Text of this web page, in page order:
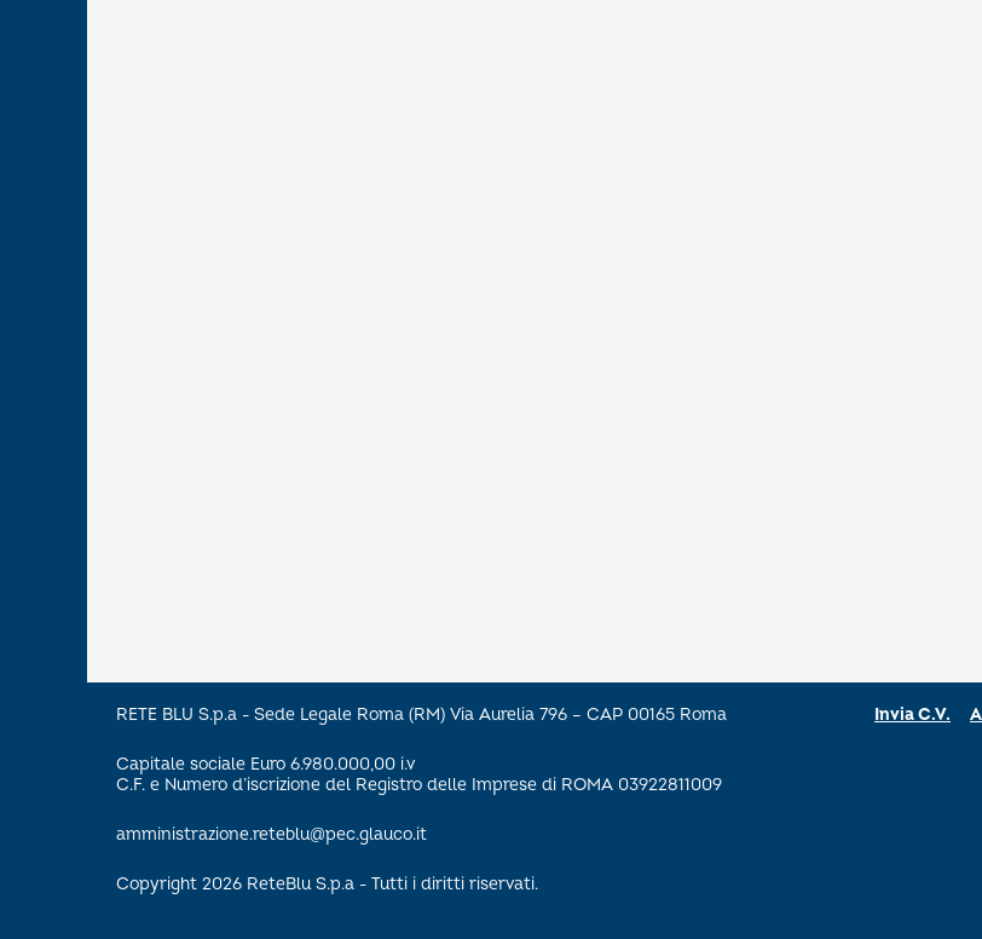
RETE BLU S.p.a - Sede Legale Roma (RM) Via Aurelia 796 – CAP 00165 Roma
Capitale sociale Euro 6.980.000,00 i.v
C.F. e Numero d’iscrizione del Registro delle Imprese di ROMA 03922811009
amministrazione.reteblu@pec.glauco.it
Copyright 2026 ReteBlu S.p.a - Tutti i diritti riservati.
Invia C.V.